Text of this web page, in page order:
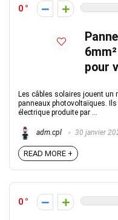
0
pour
Les câbles solaires jouent
panneaux photovoltaïques.
électrique produite par ...
adm.cpl 30 janvier
READ MORE +
0